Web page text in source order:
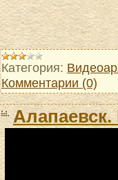
Категория:
Комментарии (0)